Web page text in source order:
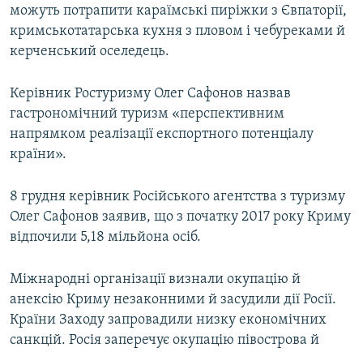
можуть потрапити караїмські пиріжки з Євпаторії,
кримськотатарська кухня з пловом і чебуреками й
керченський оселедець.
Керівник Ростуризму Олег Сафонов назвав
гастрономічний туризм «перспективним
напрямком реалізації експортного потенціалу
країни».
8 грудня керівник Російського агентства з туризму
Олег Сафонов заявив, що з початку 2017 року Криму
відпочили 5,18 мільйона осіб.
Міжнародні організації визнали окупацію й
анексію Криму незаконними й засудили дії Росії.
Країни Заходу запровадили низку економічних
санкцій. Росія заперечує окупацію півострова й